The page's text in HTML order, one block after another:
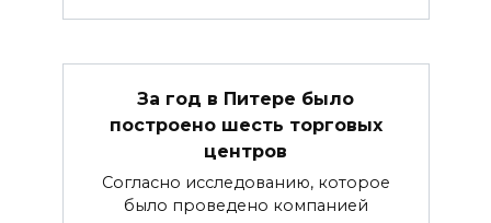
За год в Питере было
построено шесть торговых
центров
Согласно исследованию, которое
было проведено компанией